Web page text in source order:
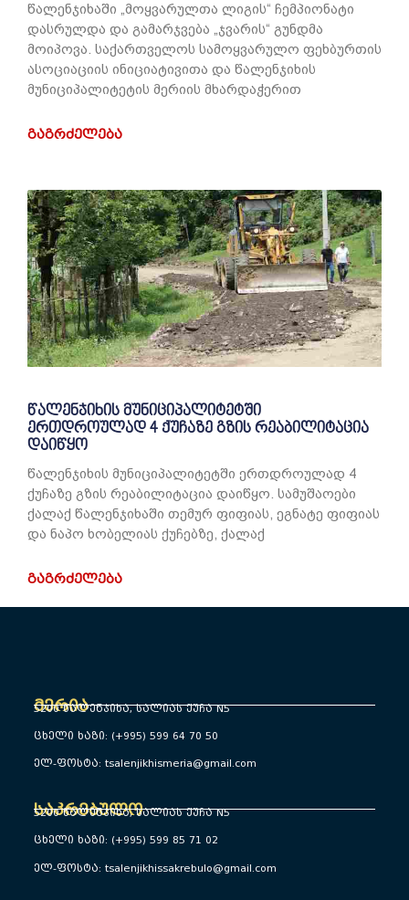
წალენჯიხაში „მოყვარულთა ლიგის“ ჩემპიონატი
დასრულდა და გამარჯვება „ჯვარის“ გუნდმა
მოიპოვა. საქართველოს სამოყვარულო ფეხბურთის
ასოციაციის ინიციატივითა და წალენჯიხის
მუნიციპალიტეტის მერიის მხარდაჭერით
ᲒᲐᲒᲠᲫᲔᲚᲔᲑᲐ
წალენჯიხის მუნიციპალიტეტში
ერთდროულად 4 ქუჩაზე გზის რეაბილიტაცია
დაიწყო
წალენჯიხის მუნიციპალიტეტში ერთდროულად 4
ქუჩაზე გზის რეაბილიტაცია დაიწყო. სამუშაოები
ქალაქ წალენჯიხაში თემურ ფიფიას, ეგნატე ფიფიას
და ნაპო ხობელიას ქუჩებზე, ქალაქ
ᲒᲐᲒᲠᲫᲔᲚᲔᲑᲐ
მერია
5200 წალენჯიხა, სალიას ქუჩა N5
ცხელი ხაზი: (+995) 599 64 70 50
ელ-ფოსტა: tsalenjikhismeria@gmail.com
საკრებულო
5200 წალენჯიხა, სალიას ქუჩა N5
ცხელი ხაზი: (+995) 599 85 71 02
ელ-ფოსტა: tsalenjikhissakrebulo@gmail.com